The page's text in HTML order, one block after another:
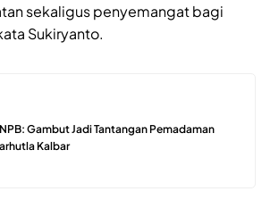
sekaligus penyemangat bagi
Sukiryanto.
Gambut Jadi Tantangan Pemadaman
Kalbar